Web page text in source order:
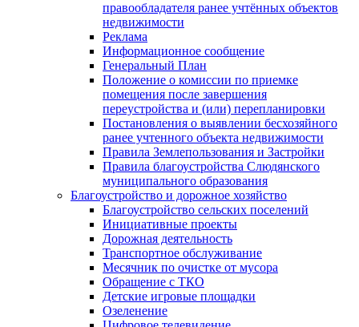
правообладателя ранее учтённых объектов
недвижимости
Реклама
Информационное сообщение
Генеральный План
Положение о комиссии по приемке
помещения после завершения
переустройства и (или) перепланировки
Постановления о выявлении бесхозяйного
ранее учтенного объекта недвижимости
Правила Землепользования и Застройки
Правила благоустройства Слюдянского
муниципального образования
Благоустройство и дорожное хозяйство
Благоустройство сельских поселений
Инициативные проекты
Дорожная деятельность
Транспортное обслуживание
Месячник по очистке от мусора
Обращение с ТКО
Детские игровые площадки
Озеленение